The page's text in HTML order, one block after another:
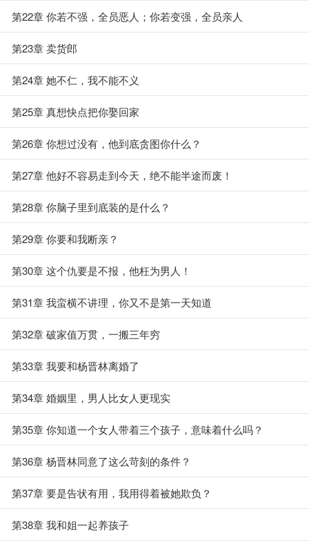
第22章 你若不强，全员恶人；你若变强，全员亲人
第23章 卖货郎
第24章 她不仁，我不能不义
第25章 真想快点把你娶回家
第26章 你想过没有，他到底贪图你什么？
第27章 他好不容易走到今天，绝不能半途而废！
第28章 你脑子里到底装的是什么？
第29章 你要和我断亲？
第30章 这个仇要是不报，他枉为男人！
第31章 我蛮横不讲理，你又不是第一天知道
第32章 破家值万贯，一搬三年穷
第33章 我要和杨晋林离婚了
第34章 婚姻里，男人比女人更现实
第35章 你知道一个女人带着三个孩子，意味着什么吗？
第36章 杨晋林同意了这么苛刻的条件？
第37章 要是告状有用，我用得着被她欺负？
第38章 我和姐一起养孩子